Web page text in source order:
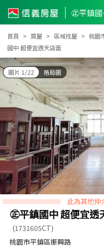
㊣
首頁 買屋 區域找屋 桃園
國中 超便宜透天店面
圖片 1/22 格局圖
此為其他仲
㊣平鎮國中 超便宜透
(1731605CT)
桃園市平鎮區振興路